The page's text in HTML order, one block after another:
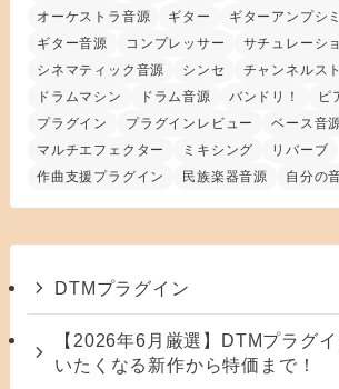
オーケストラ音源
ギター
ギターアンプシ
ギター音源
コンプレッサー
サチュレーシ
シネマティック音源
シンセ チャンネルス
ドラムマシン
ドラム音源 バンドリ！
ピ
プラグイン
プラグインレビュー
ベース音
マルチエフェクター
ミキシング
リバーブ
作曲支援プラグイン
民族楽器音源 自分の
DTMプラグイン
【2026年6月厳選】DTMプラグ
いたくなる新作から特価まで！